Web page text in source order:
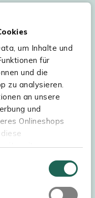
um Inhalte und
für
und die
zu analysieren.
an unsere
und
Onlineshops
mit weiteren
Nutzung der
akzeptieren.